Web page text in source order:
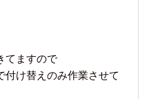
てますので
付け替えのみ作業させて